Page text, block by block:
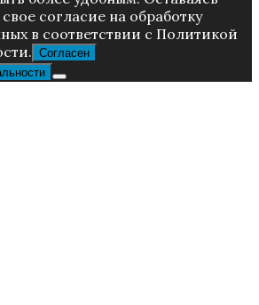
coглacиe нa oбpaбoтку
в соответствии с Пoлитикой
Согласен